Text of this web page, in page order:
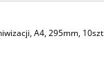
A4, 295mm,